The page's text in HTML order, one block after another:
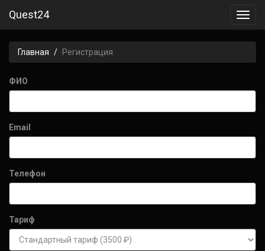
Quest24
Главная Регистрация
ФИО
Email
Телефон
Тариф